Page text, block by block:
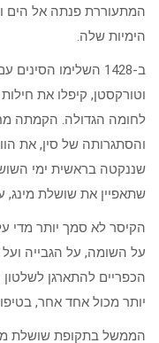
המתעוררת פנתה אל הים
הימיות שלה.
ב-1428 השלימו
וטורקסטן, קיפלו את
לחומה הגדולה. הקמתה
והסתגרותה של סין, את
שננקטה בראשית ימי
שתאפיין את שושלת
הקיסר לא סמך יותר מדי
על השומה, על הגבייה
הכפריים להתארגן
יותר מכול אחד אחר,
הממשל בתקופת שושלת